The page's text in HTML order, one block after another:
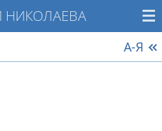
НИКОЛАЕВА
А-Я